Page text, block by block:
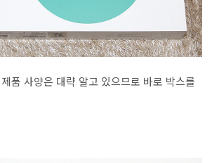
품 사양은 대략 알고 있으므로 바로 박스를